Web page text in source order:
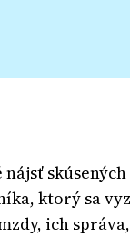
ktorý sa
ich